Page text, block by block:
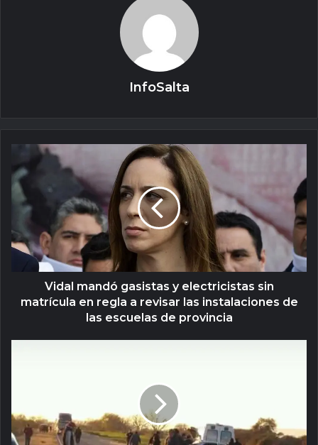
InfoSalta
Vidal mandó gasistas y electricistas sin
matrícula en regla a revisar las instalaciones de
las escuelas de provincia